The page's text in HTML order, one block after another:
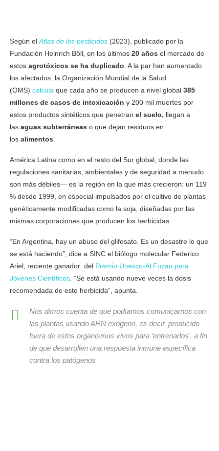
Según el Atlas de los pesticidas (2023), publicado por la
Fundación Heinrich Böll, en los últimos 20 años el mercado de
estos agrotóxicos se ha duplicado . A la par han aumentado
los afectados: la Organización Mundial de la Salud
(OMS) calcula que cada año se producen a nivel global 385
millones de casos de intoxicación y 200 mil muertes por
estos productos sintéticos que penetran el suelo, llegan a
las aguas subterráneas o que dejan residuos en
los alimentos
América Latina como en el resto del Sur global, donde las
regulaciones sanitarias, ambientales y de seguridad a menudo
son más débiles— es la región en la que más crecieron: un 119
% desde 1999, en especial impulsados por el cultivo de plantas
genéticamente modificadas como la soja, diseñadas por las
mismas corporaciones que producen los herbicidas.
“En Argentina, hay un abuso del glifosato. Es un desastre lo que
se está haciendo”, dice a SINC el biólogo molecular Federico
Ariel, reciente ganador del Premio Unesco-Al Fozan para
Jóvenes Científicos . “Se está usando nueve veces la dosis
recomendada de este herbicida”, apunta.
Nos dimos cuenta de que podíamos comunicarnos con
las plantas usando ARN exógeno, es decir, producido
fuera de estos organismos vivos para ‘entrenarlos’, a fin
de que desarrollen una respuesta inmune específica
contra los patógenos